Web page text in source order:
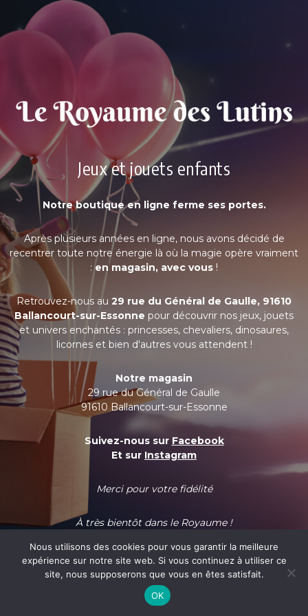
Jeux et jouets enfants
Notre boutique en ligne ferme ses portes.
Après plusieurs années en ligne, nous avons décidé de
recentrer toute notre énergie là où la magie opère vraiment
:en magasin, avec vous !
Retrouvez-nous au 29 rue du Général de Gaulle, 91610
Ballancourt-sur-Essonne pour découvrir nos jeux, jouets
et univers enchantés : princesses, chevaliers, dinosaures,
licornes et bien d'autres vous attendent !
Notre magasin
29 rue du Général de Gaulle
91610 Ballancourt-sur-Essonne
Suivez-nous sur Facebook
Et sur Instagram
Merci pour votre fidélité
À très bientôt dans le Royaume !
Nous utilisons des cookies pour vous garantir la meilleure
expérience sur notre site web. Si vous continuez à utiliser ce
site, nous supposerons que vous en êtes satisfait.
OK